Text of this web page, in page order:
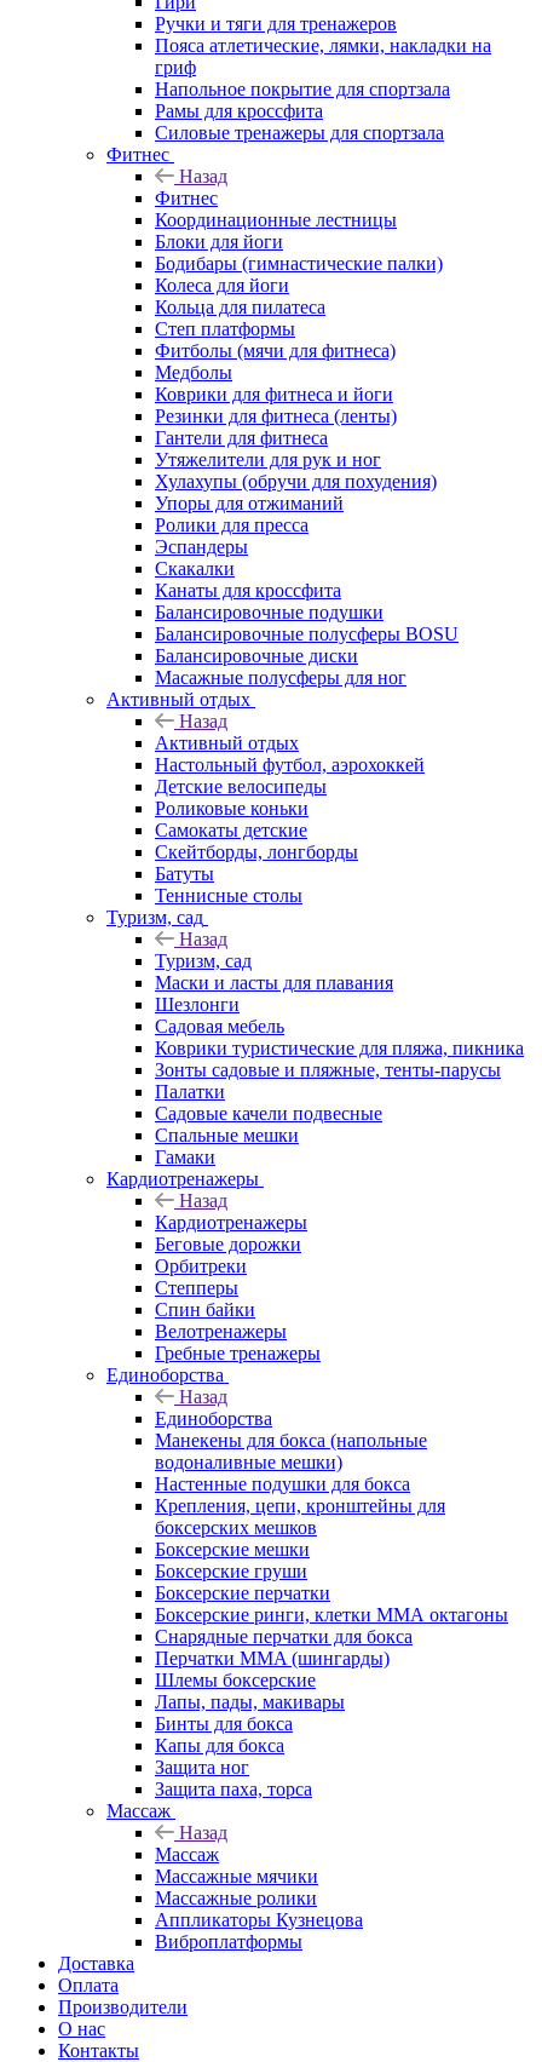
Ручки и тяги для тренажеров
Пояса атлетические, лямки, накладки на
гриф
Напольное покрытие для спортзала
Рамы для кроссфита
Силовые тренажеры для спортзала
Фитнес
Назад
Фитнес
Координационные лестницы
Блоки для йоги
Бодибары (гимнастические палки)
Колеса для йоги
Кольца для пилатеса
Степ платформы
Фитболы (мячи для фитнеса)
Медболы
Коврики для фитнеса и йоги
Резинки для фитнеса (ленты)
Гантели для фитнеса
Утяжелители для рук и ног
Хулахупы (обручи для похудения)
Упоры для отжиманий
Ролики для пресса
Эспандеры
Скакалки
Канаты для кроссфита
Балансировочные подушки
Балансировочные полусферы BOSU
Балансировочные диски
Масажные полусферы для ног
Активный отдых
Назад
Активный отдых
Настольный футбол, аэрохоккей
Детские велосипеды
Роликовые коньки
Самокаты детские
Скейтборды, лонгборды
Батуты
Теннисные столы
Туризм, сад
Назад
Туризм, сад
Маски и ласты для плавания
Шезлонги
Садовая мебель
Коврики туристические для пляжа, пикника
Зонты садовые и пляжные, тенты-парусы
Палатки
Садовые качели подвесные
Спальные мешки
Гамаки
Кардиотренажеры
Назад
Кардиотренажеры
Беговые дорожки
Орбитреки
Степперы
Спин байки
Велотренажеры
Гребные тренажеры
Единоборства
Назад
Единоборства
Манекены для бокса (напольные
водоналивные мешки)
Настенные подушки для бокса
Крепления, цепи, кронштейны для
боксерских мешков
Боксерские мешки
Боксерские груши
Боксерские перчатки
Боксерские ринги, клетки ММА октагоны
Снарядные перчатки для бокса
Перчатки MMA (шингарды)
Шлемы боксерские
Лапы, пады, макивары
Бинты для бокса
Капы для бокса
Защита ног
Защита паха, торса
Массаж
Назад
Массаж
Массажные мячики
Массажные ролики
Аппликаторы Кузнецова
Виброплатформы
Доставка
Оплата
Производители
О нас
Контакты